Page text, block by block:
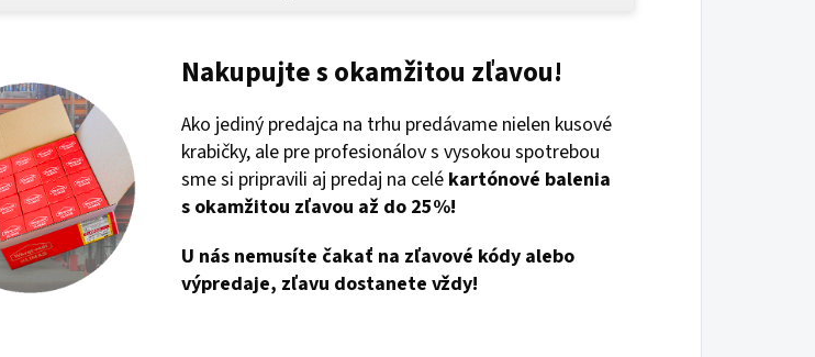
Nakupujte s okamžitou zľavou!
Ako jediný predajca na trhu predávame nielen kusové
krabičky, ale pre profesionálov s vysokou spotrebou
sme si pripravili aj predaj na celé kartónové balenia
s okamžitou zľavou až do 25%!
U nás nemusíte čakať na zľavové kódy alebo
výpredaje, zľavu dostanete vždy!